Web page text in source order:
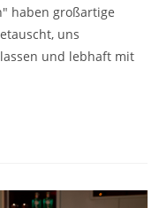
haben großartige
uns
und lebhaft mit